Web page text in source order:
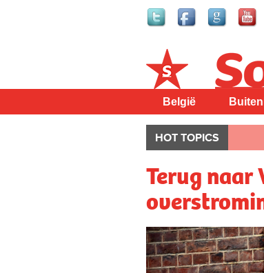
Solidair
België
HOT TOPICS
Terug naar